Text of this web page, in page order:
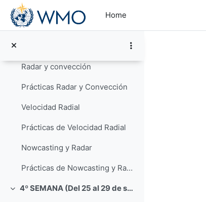
Skip to main content
Home
Radares (parte A)
Prácticas de estimación de la precipitación
Radar y convección
Prácticas Radar y Convección
Velocidad Radial
Prácticas de Velocidad Radial
Nowcasting y Radar
Prácticas de Nowcasting y Radar
Collapse 4º SEMANA (Del 25 al 29 de septiembre))